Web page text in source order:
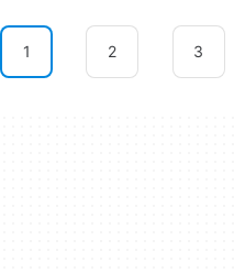
1 2 3